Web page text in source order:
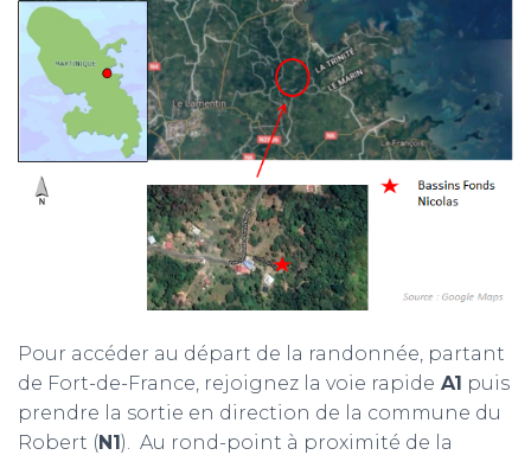
Pour accéder au départ de la randonnée, partant
de Fort-de-France, rejoignez la voie rapide A1 puis
prendre la sortie en direction de la commune du
Robert (N1). Au rond-point à proximité de la